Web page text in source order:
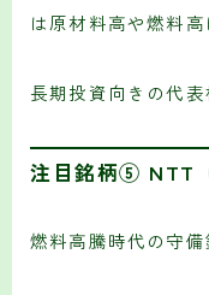
は原材料高や燃料
長期投資向きの代表
注目銘柄⑤ NTT
燃料高騰時代の守備